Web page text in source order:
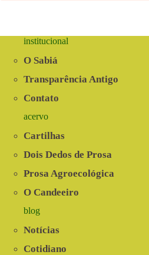
institucional
O Sabiá
Transparência Antigo
Contato
acervo
Cartilhas
Dois Dedos de Prosa
Prosa Agroecológica
O Candeeiro
blog
Notícias
Cotidiano